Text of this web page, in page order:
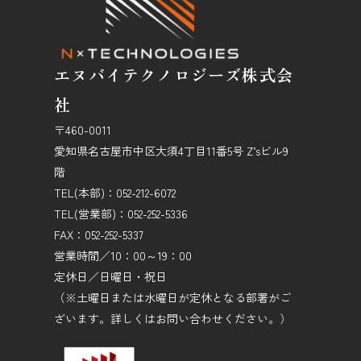
エヌバイテクノロジーズ株式会
社
〒460-0011
愛知県名古屋市中区大須4丁目11番5号 Z’sビル9
階
TEL(本部)：052-212-6072
TEL(営業部)：052-252-5336
FAX：052-252-5337
営業時間／10：00～19：00
定休日／日曜日・祝日
（※土曜日または水曜日が定休となる部署がご
ざいます。詳しくはお問い合わせください。）